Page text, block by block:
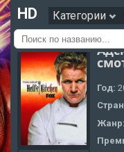
HD Категории
Год:
Жанр: